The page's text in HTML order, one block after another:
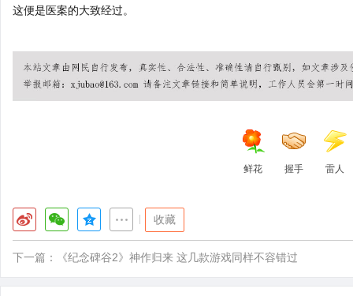
这便是医案的大致经过。
鲜花 握手 雷人
收藏
下一篇： 《纪念碑谷2》神作归来 这几款游戏同样不容错过